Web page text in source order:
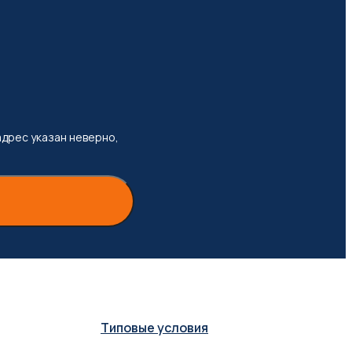
указан неверно,
Типовые условия